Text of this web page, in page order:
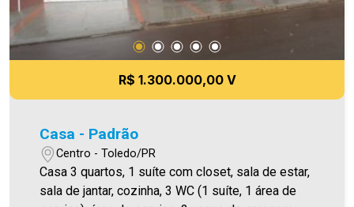
R$ 1.300.000,00 V
Casa - Padrão
Centro - Toledo/PR
Casa 3 quartos, 1 suíte com closet, sala de estar,
sala de jantar, cozinha, 3 WC (1 suíte, 1 área de